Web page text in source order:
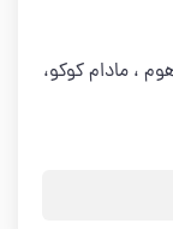
، مادام كوكو،